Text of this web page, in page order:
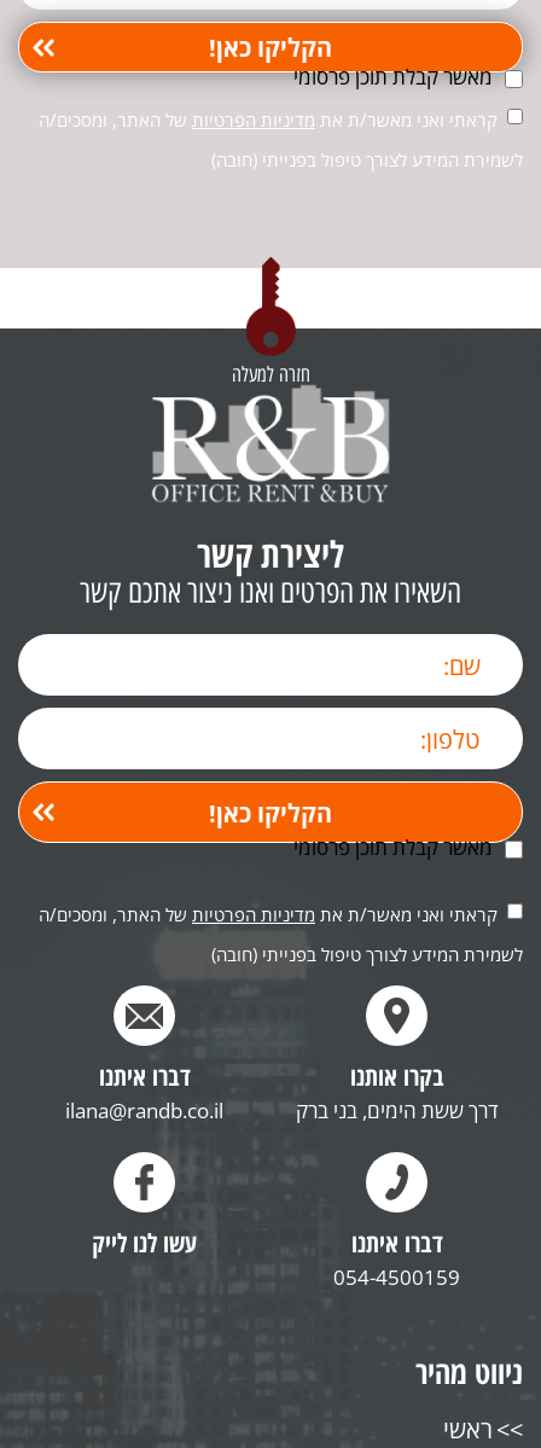
מאשר קבלת תוכן פרסומי
קראתי ואני מאשר/ת את מדיניות הפרטיות של האתר, ומסכים/ה
לשמירת המידע לצורך טיפול בפנייתי (חובה)
חזרה למעלה
ליצירת קשר
השאירו את הפרטים ואנו ניצור אתכם קשר
מאשר קבלת תוכן פרסומי
קראתי ואני מאשר/ת את מדיניות הפרטיות של האתר, ומסכים/ה
לשמירת המידע לצורך טיפול בפנייתי (חובה)
בקרו אותנו
דרך ששת הימים, בני ברק
דברו איתנו
ilana@randb.co.il
דברו איתנו
054-4500159
עשו לנו לייק
ניווט מהיר
ראשי